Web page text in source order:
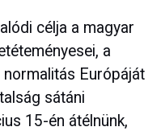
célja a magyar
a
Európáját
sátáni
15-én átélnünk,